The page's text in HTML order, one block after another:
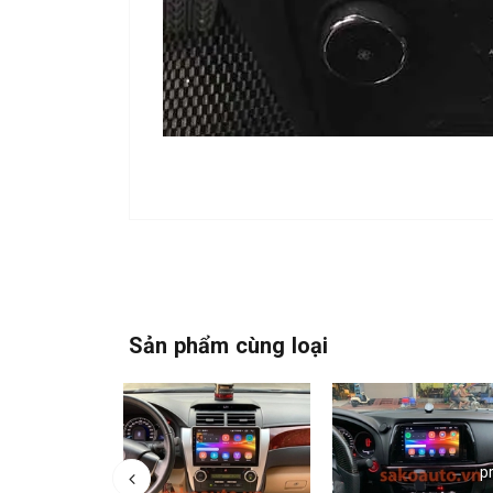
Sản phẩm cùng loại